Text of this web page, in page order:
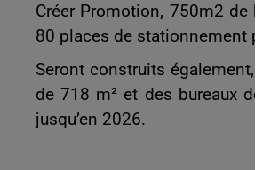
Créer Promotion, 750m2 de
80 places de stationnement
Seront construits
de 718 m² et des bureaux
jusqu’en 2026.